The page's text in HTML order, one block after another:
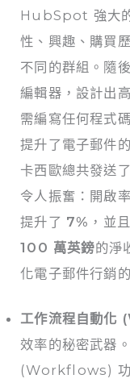
HubSpot 強大的
性、興趣、購買
不同的群組。隨
編輯器，設計出
需編寫任何程式
提升了電子郵件
卡西歐總共發送了
令人振奮：開啟
提升了 7% ，並
100 萬英鎊的淨
化電子郵件行銷
工作流程自動
效率的秘密武器
(Workflows) 功